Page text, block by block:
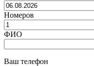
Номеров
ФИО
Ваш телефон